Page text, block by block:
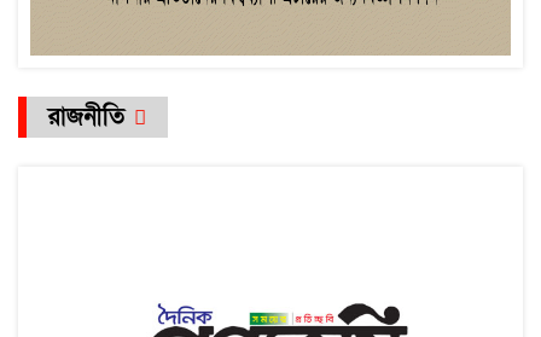
রাজনীতি